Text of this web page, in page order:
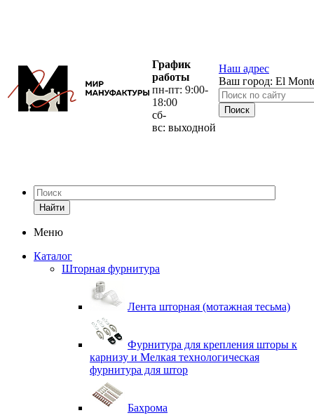
График
работы
пн-пт: 9:00-
18:00
сб-
вс: выходной
Наш адрес
Ваш город: El
Найти
Меню
Каталог
Шторная фурнитура
Лента шторная (мотажная тесьма)
Фурнитура для крепления шторы к
карнизу и Мелкая технологическая
фурнитура для штор
Бахрома